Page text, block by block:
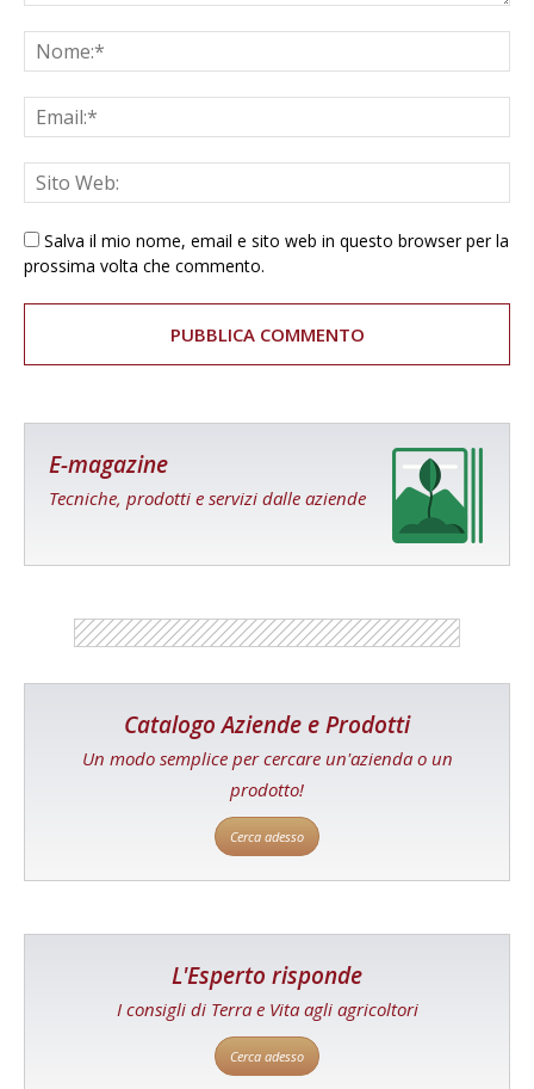
Salva il mio nome, email e sito web in questo browser per la
prossima volta che commento.
E-magazine
Tecniche, prodotti e servizi dalle aziende
Catalogo Aziende e Prodotti
Un modo semplice per cercare un'azienda o un
prodotto!
Cerca adesso
L'Esperto risponde
I consigli di Terra e Vita agli agricoltori
Cerca adesso